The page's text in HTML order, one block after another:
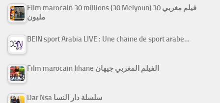
Film marocain 30 millions (30 Melyoun) فيلم مغربي 30
مليون
BEIN sport Arabia LIVE : Une chaine de sport arabe…
Film marocain Jihane الفيلم المغربي جيهان
Dar Nsa سلسلة دار النسا